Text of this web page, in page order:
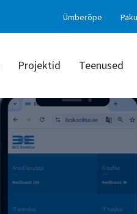
Ümberõpe
Projektid Teenused